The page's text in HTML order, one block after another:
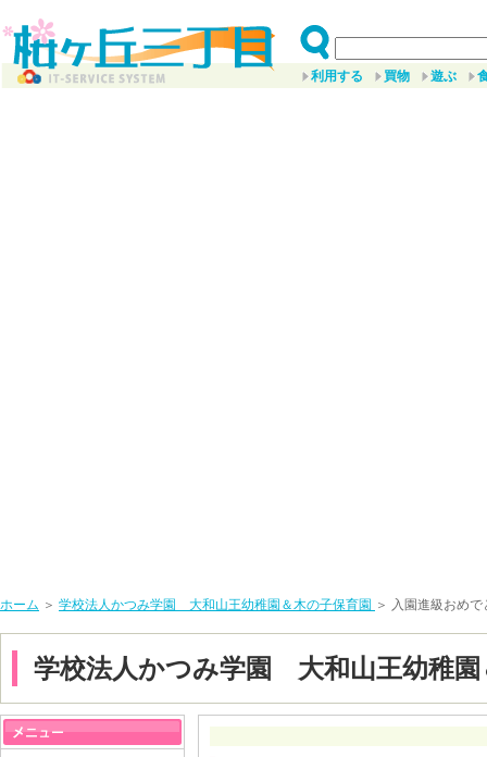
利用する 買物 遊ぶ
ホーム ＞ 学校法人かつみ学園 大和山王幼稚園＆木の子保育園 ＞ 入園進級おめで
学校法人かつみ学園 大和山王幼稚園